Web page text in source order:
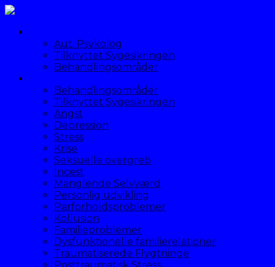
Aut. Psykolog
Tilknyttet Sygesikringen
Behandlingsområder
Behandlingsområder
Tilknyttet Sygesikringen
Angst
Depression
Stress
Krise
Seksuelle overgreb
Incest
Manglende Selvværd
Personlig udvikling
Parforholdsproblemer
Kollusion
Familieproblemer
Dysfunktionelle familierelationer
Traumatiserede Flygtninge